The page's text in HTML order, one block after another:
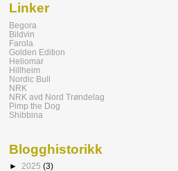
Linker
Begora
Bildvin
Farola
Golden Edition
Heliomar
Hillheim
Nordic Bull
NRK
NRK avd Nord Trøndelag
Pimp the Dog
Shibbina
Blogghistorikk
► 2025 (3)